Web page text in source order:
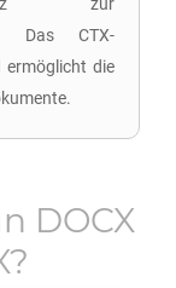
Das CTX-
ermöglicht die
DOCX
?